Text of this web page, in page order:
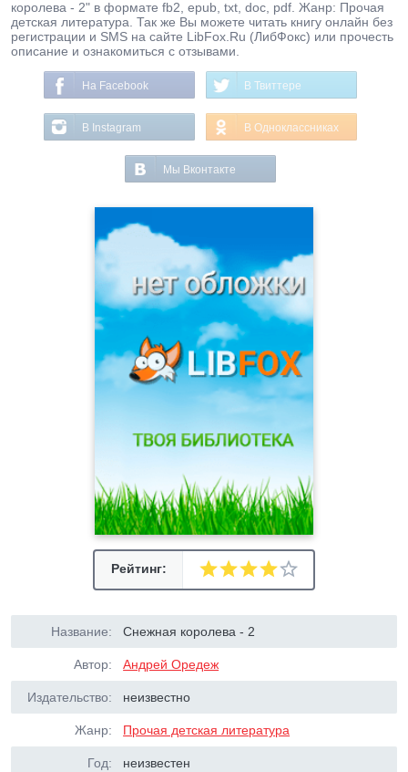
королева - 2" в формате fb2, epub, txt, doc, pdf. Жанр: Прочая
детская литература. Так же Вы можете читать книгу онлайн без
регистрации и SMS на сайте LibFox.Ru (ЛибФокс) или прочесть
описание и ознакомиться с отзывами.
На Facebook В Твиттере
В Instagram В Одноклассниках
Мы Вконтакте
Рейтинг:
Название: Снежная королева - 2
Автор: Андрей Оредеж
Издательство: неизвестно
Жанр: Прочая детская литература
Год: неизвестен